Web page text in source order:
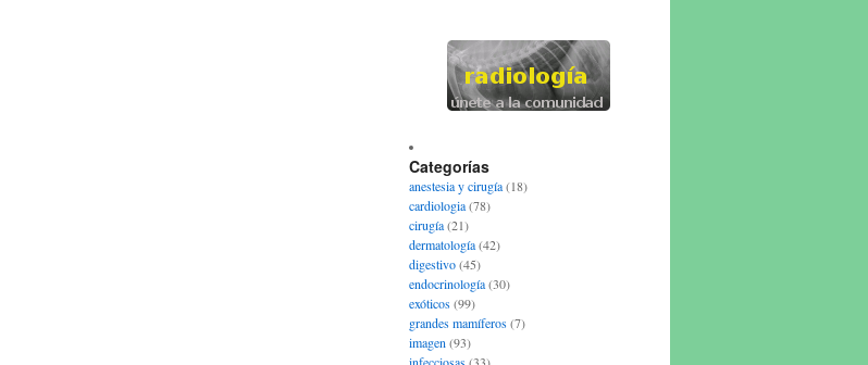
Categorías
anestesia y cirugía(18)
cardiologia(78)
cirugía(21)
dermatología(42)
digestivo(45)
endocrinología(30)
exóticos(99)
grandes mamíferos(7)
imagen(93)